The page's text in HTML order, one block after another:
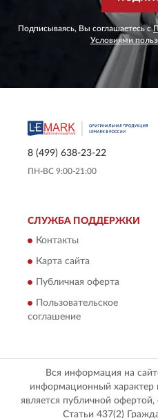
Подписываясь, Вы соглашаетесь с
Условиями
8 (499) 638-23-22
ПН-ВС 9:00-21:00
СЛУЖБА ПОДДЕРЖКИ
Контакты
Карта сайта
Публичная оферта
Пользовательское
соглашение
Вся информация на
информационный характер
является публичной
Статьи 437(2)